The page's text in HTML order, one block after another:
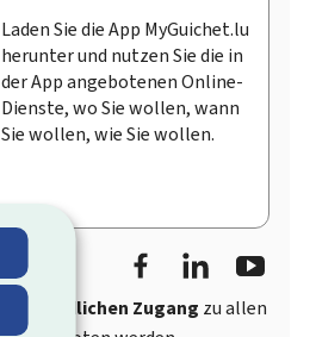
Laden Sie die App MyGuichet.lu
herunter und nutzen Sie die in
der App angebotenen Online-
Dienste, wo Sie wollen, wann
Sie wollen, wie Sie wollen.
FacebookLinkedIn
Zugang zu allen